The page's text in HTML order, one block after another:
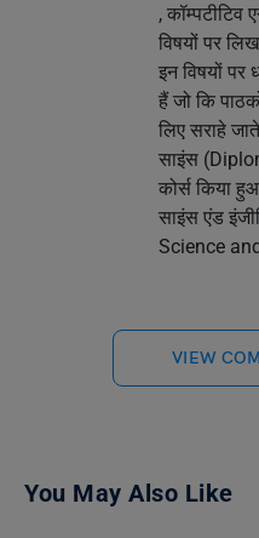
,
विषयों पर
इन विषयों
हैं जो कि
लिए सराहे
साइंस
कोर्स किया
साइंस एंड
Science
VIEW
You May Also Like